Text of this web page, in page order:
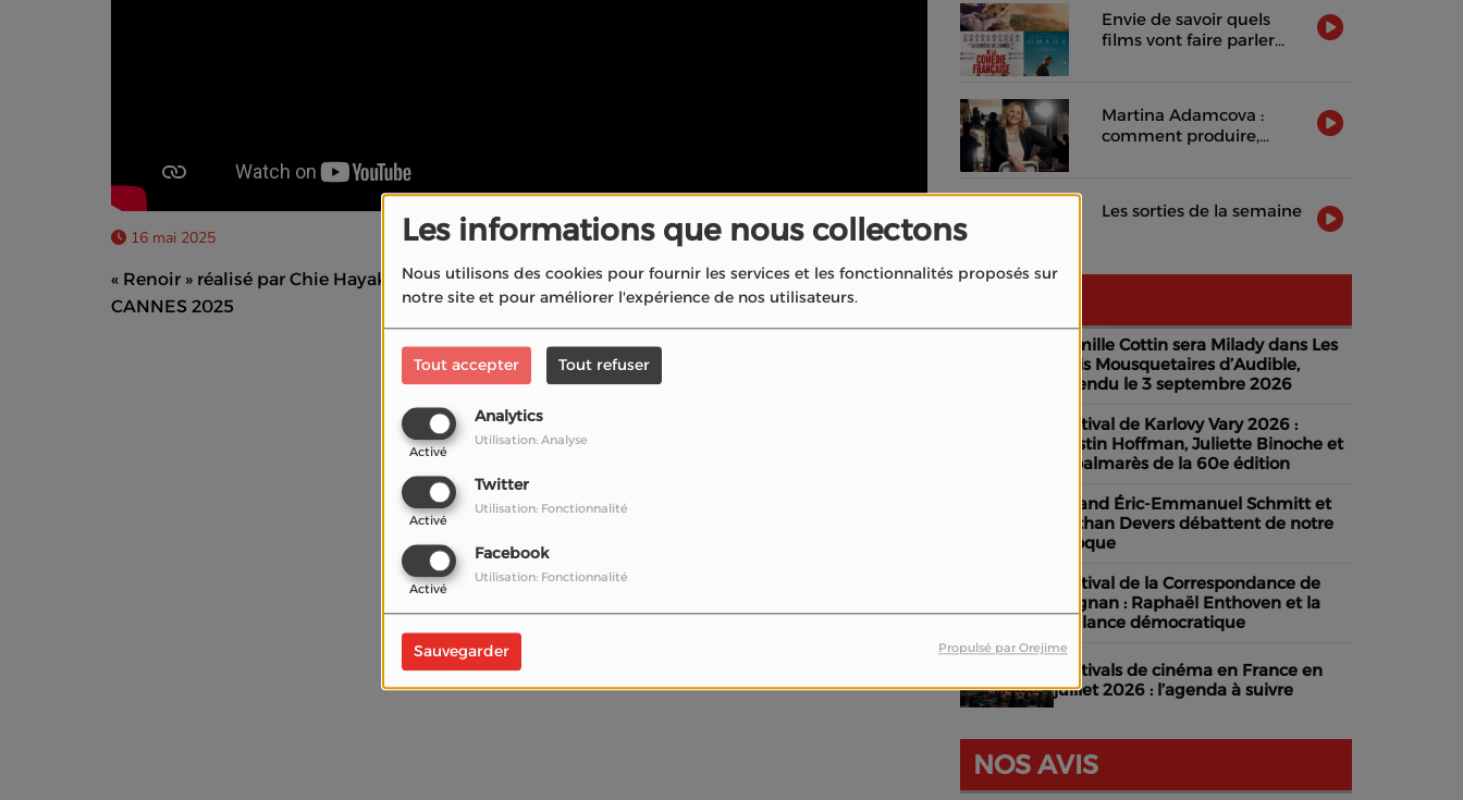
Les informations que nous collectons
Nous utilisons des cookies pour fournir les services et les fonctionnalités proposés sur
notre site et pour améliorer l'expérience de nos utilisateurs.
Tout accepter Tout refuser
Analytics
Activé
Utilisation: Analyse
Twitter
Activé
Utilisation: Fonctionnalité
Facebook
Activé
Utilisation: Fonctionnalité
Sauvegarder Propulsé par Orejime
16 mai 2025
« Renoir » réalisé par Chie Hayakawa et la Musique de Rémi Boubal Officielle – Compétition -
CANNES 2025
Envie de savoir quels
films vont faire parler
Martina Adamcova :
comment produire,
Les sorties de la semaine
Camille Cottin sera Milady dans Les
Trois Mousquetaires d’Audible,
attendu le 3 septembre 2026
Festival de Karlovy Vary 2026 :
Dustin Hoffman, Juliette Binoche et
le palmarès de la 60e édition
Quand Éric-Emmanuel Schmitt et
Nathan Devers débattent de notre
époque
Festival de la Correspondance de
Grignan : Raphaël Enthoven et la
vigilance démocratique
Festivals de cinéma en France en
juillet 2026 : l’agenda à suivre
NOS AVIS